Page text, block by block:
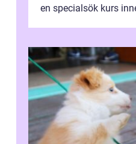
en specialsök kurs